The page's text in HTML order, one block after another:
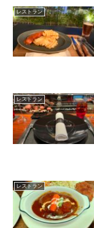
レストラン
レストラン
レストラン